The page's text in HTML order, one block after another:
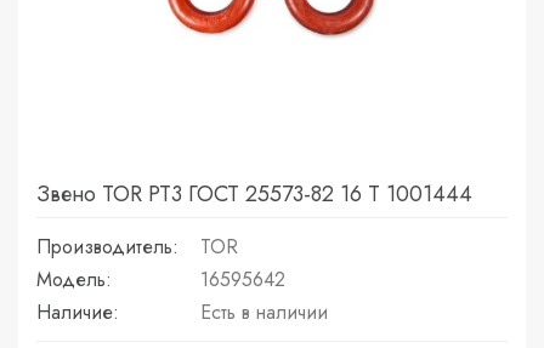
Звено TOR РТ3 ГОСТ 25573-82 16 Т 1001444
Производитель:
TOR
Модель:
16595642
Наличие:
Есть в наличии